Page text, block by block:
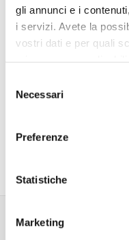
gli annunci e i
i servizi. Avete la
vostri dati e per quali
modificare o revocare
momento dalla
raccogliere
geografica, con
Identificare il
delNecessari
Preferenze
Statistiche
Marketing